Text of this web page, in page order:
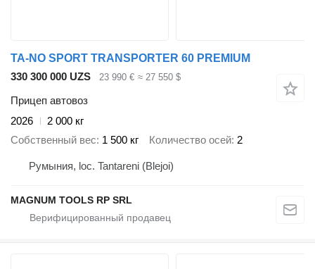
TA-NO SPORT TRANSPORTER 60 PREMIUM
330 300 000 UZS
23 990 € ≈ 27 550 $
Прицеп автовоз
2026
2 000 кг
Собственный вес 1 500 кг Количество осей 2
Румыния, loc. Tantareni (Blejoi)
MAGNUM TOOLS RP SRL